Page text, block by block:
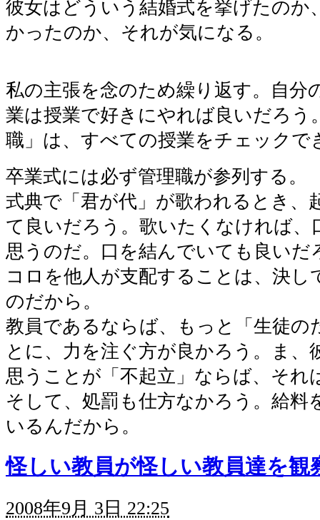
彼女はどういう結婚式を挙げたのか
かったのか、それが気になる。
私の主張を念のため繰り返す。自分
業は授業で好きにやれば良いだろう
職」は、すべての授業をチェックで
卒業式には必ず管理職が参列する。
式典で「君が代」が歌われるとき、
て良いだろう。歌いたくなければ、
思うのだ。口を結んでいても良いだ
コロを他人が支配することは、決し
のだから。
教員であるならば、もっと「生徒の
とに、力を注ぐ方が良かろう。ま、
思うことが「不起立」ならば、それ
そして、処罰も仕方なかろう。給料
いるんだから。
怪しい教員が怪しい教員達を観
2008年9月 3日 22:25